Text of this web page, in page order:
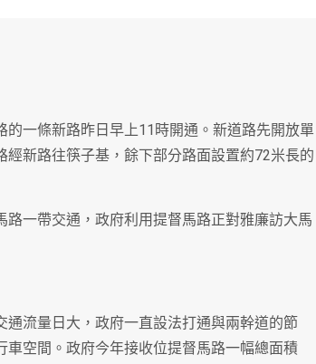
的一條新路昨日早上11時開通。新道路先開放單
新路往筷子基，餘下部分路面設置約72米長的
一帶交通，政府利用提督馬路正對雅廉訪大馬
流量日大，政府一直設法打通與兩幹道的節
空間。政府今年接收位提督馬路一幅總面積